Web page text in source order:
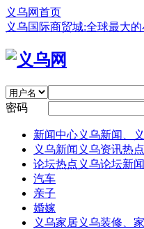
义乌网首页
义乌国际商贸城:全球最大
密码
新闻中心义乌新闻、
义乌新闻 义乌资讯热
论坛热点 义乌论坛新
汽车
亲子
婚嫁
义乌家居义乌装修、